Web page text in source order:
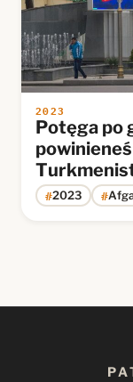
2023
Potęga po
#2023 #